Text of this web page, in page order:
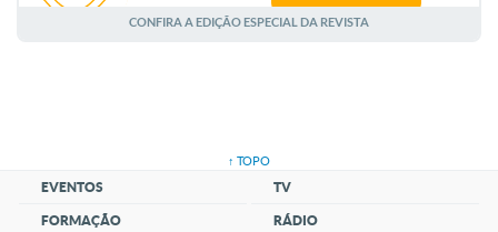
AGOSTO
CONFIRA A EDIÇÃO ESPECIAL DA REVISTA
↑ TOPO
EVENTOS
FORMAÇÃO
TV
RÁDIO